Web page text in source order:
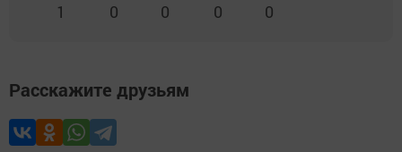
1 0 0 0 0
Расскажите друзьям